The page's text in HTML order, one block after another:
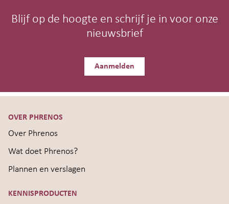
Blijf op de hoogte en schrijf je in voor onze
nieuwsbrief
Aanmelden
OVER PHRENOS
Over Phrenos
Wat doet Phrenos?
Plannen en verslagen
KENNISPRODUCTEN